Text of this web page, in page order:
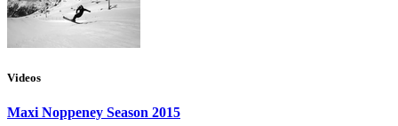
Videos
Maxi Noppeney Season 2015